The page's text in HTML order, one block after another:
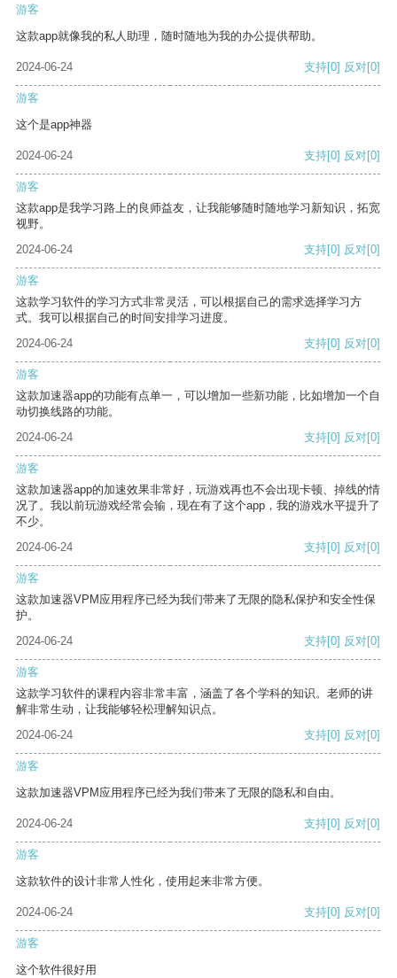
游客
这款app就像我的私人助理，随时随地为我的办公提供帮助。
2024-06-24 支持[0] 反对[0]
游客
这个是app神器
2024-06-24 支持[0] 反对[0]
游客
这款app是我学习路上的良师益友，让我能够随时随地学习新知识，拓宽
视野。
2024-06-24
支持[0] 反对[0]
游客
这款学习软件的学习方式非常灵活，可以根据自己的需求选择学习方
式。我可以根据自己的时间安排学习进度。
2024-06-24
支持[0] 反对[0]
游客
这款加速器app的功能有点单一，可以增加一些新功能，比如增加一个自
动切换线路的功能。
2024-06-24
支持[0] 反对[0]
游客
这款加速器app的加速效果非常好，玩游戏再也不会出现卡顿、掉线的情
况了。我以前玩游戏经常会输，现在有了这个app，我的游戏水平提升了
不少。
2024-06-24
支持[0] 反对[0]
游客
这款加速器VPM应用程序已经为我们带来了无限的隐私保护和安全性保
护。
2024-06-24
支持[0] 反对[0]
游客
这款学习软件的课程内容非常丰富，涵盖了各个学科的知识。老师的讲
解非常生动，让我能够轻松理解知识点。
2024-06-24
支持[0] 反对[0]
游客
这款加速器VPM应用程序已经为我们带来了无限的隐私和自由。
2024-06-24 支持[0] 反对[0]
游客
这款软件的设计非常人性化，使用起来非常方便。
2024-06-24 支持[0] 反对[0]
游客
这个软件很好用